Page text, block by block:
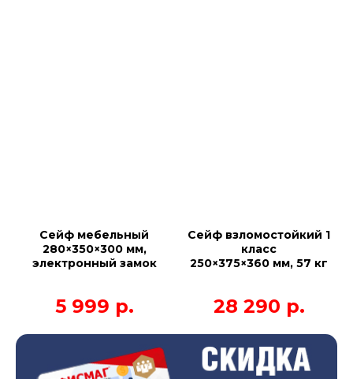
Сейф мебельный
280×350×300 мм,
электронный замок
5 999 р.
Сейф взломостойкий 1
класс
250×375×360 мм, 57 кг
28 290 р.